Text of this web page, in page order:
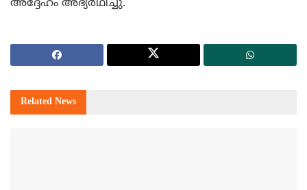
അദ്ദേഹം അഭ്യര്‍ഥിച്ചു.
Related News